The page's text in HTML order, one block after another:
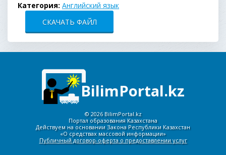
Категория: Английский язык
СКАЧАТЬ ФАЙЛ
BilimPortal.kz
©2026 BilimPortal.kz
Портал образования Казахстана
Действуем на основании Закона Республики Казахстан
«О средствах массовой информации»
Публичный договор-оферта о предоставлении услуг